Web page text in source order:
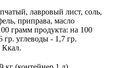
лавровый лист, соль,
приправа, масло
грамм продукта: на 100
углеводы - 1,7 гр.
Ккал.